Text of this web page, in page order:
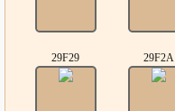
29F29 29F2A